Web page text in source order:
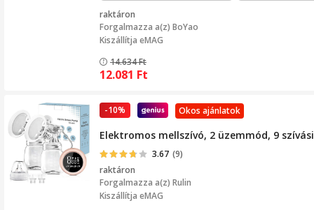
raktáron
Forgalmazza a(z) BoYao
Kiszállítja eMAG
14.634Ft
12.081 Ft
Okos ajánlatok
-10%
Elektromos mellszívó, 2 üzemmód, 9
3.67 (9)
raktáron
Forgalmazza a(z) Rulin
Kiszállítja eMAG